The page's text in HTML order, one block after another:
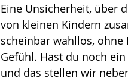
Eine Unsicherheit, über
von kleinen Kindern
scheinbar wahllos,
Gefühl. Hast du noch
und das stellen wir